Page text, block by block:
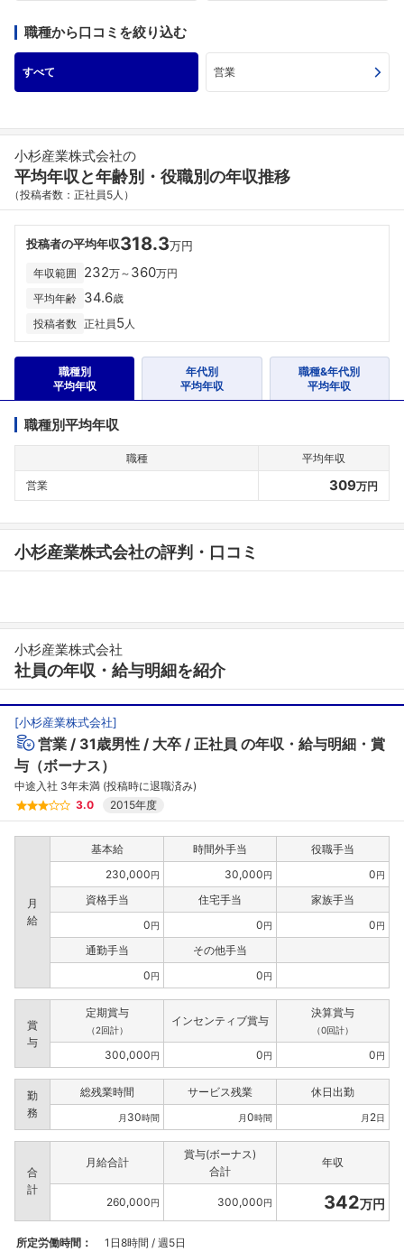
職種から口コミを絞り込む
すべて 営業
小杉産業株式会社の
平均年収と年齢別・役職別の年収推移
（投稿者数：正社員5人）
投稿者の平均年収318.3万円
年収範囲 232万～ 360万円
平均年齢 34.6歳
投稿者数 正社員5 人
職種別
平均年収
年代別
平均年収
職種&年代別
平均年収
職種別平均年収
職種
平均年収
営業
309万円
小杉産業株式会社の評判・口コミ
小杉産業株式会社
社員の年収・給与明細を紹介
[小杉産業株式会社]
営業 31歳男性 大卒 正社員 の年収・給与明細・賞
与（ボーナス）
中途入社 3年未満 (投稿時に退職済み)
3.0
2015年度
月
給
基本給 時間外手当
役職手当
230,000円 30,000円 0円
資格手当 住宅手当
家族手当
0円 0円 0円
通勤手当
その他手当
0円 0円
賞
与
定期賞与
（2回計）
インセンティブ賞与
決算賞与
（0回計）
300,000円 0円 0円
勤
務
総残業時間 サービス残業 休日出勤
月 30時間 月0時間 月 2日
合
計
月給合計
賞与(ボーナス)
合計
年収
260,000円 300,000円 342万円
所定労働時間： 1日8時間 / 週5日